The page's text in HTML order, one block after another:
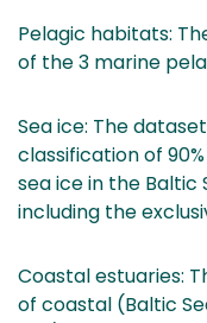
Pelagic habitats:
of the 3 marine
Sea ice: The
classification of
sea ice in the Baltic
including the
Coastal estuaries:
of coastal (Baltic